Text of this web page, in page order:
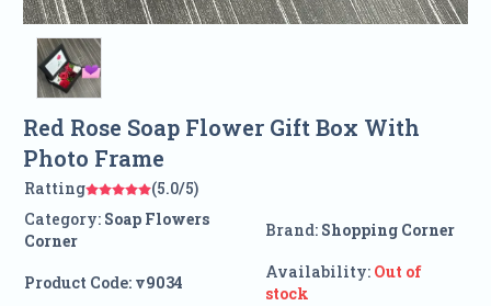
Red Rose Soap Flower Gift Box With
Photo Frame
Ratting
(5.0/5)
Category: Soap Flowers
Corner
Brand: Shopping Corner
Product Code: v9034
Availability: Out of
stock